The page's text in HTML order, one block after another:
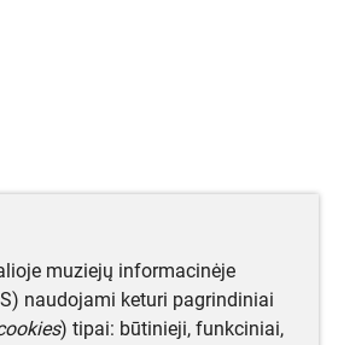
muziejų informacinėje
naudojami keturi pagrindiniai
) tipai: būtinieji, funkciniai,